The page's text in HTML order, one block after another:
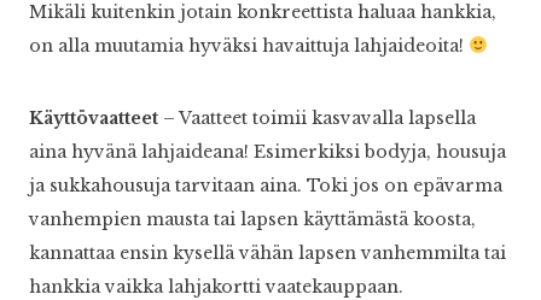
Mikäli kuitenkin jotain konkreettista haluaa hankkia,
on alla muutamia hyväksi havaittuja lahjaideoita!
Käyttövaatteet – Vaatteet toimii kasvavalla lapsella
aina hyvänä lahjaideana! Esimerkiksi bodyja, housuja
ja sukkahousuja tarvitaan aina. Toki jos on epävarma
vanhempien mausta tai lapsen käyttämästä koosta,
kannattaa ensin kysellä vähän lapsen vanhemmilta tai
hankkia vaikka lahjakortti vaatekauppaan.